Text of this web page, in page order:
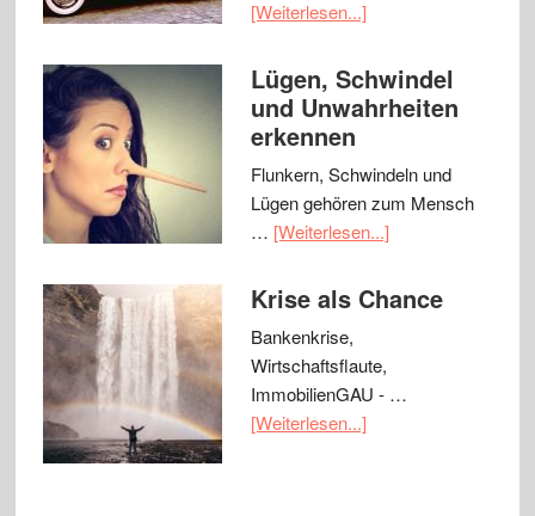
[Weiterlesen...]
Lügen, Schwindel
und Unwahrheiten
erkennen
Flunkern, Schwindeln und
Lügen gehören zum Mensch
… [Weiterlesen...]
Krise als Chance
Bankenkrise,
Wirtschaftsflaute,
ImmobilienGAU - …
[Weiterlesen...]